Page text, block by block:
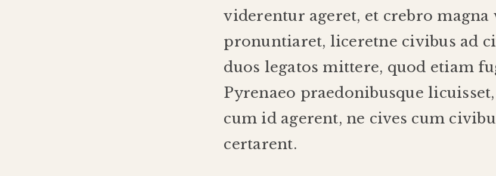
viderentur ageret, et crebro magna
pronuntiaret, liceretne civibus ad
duos legatos mittere, quod etiam
Pyrenaeo praedonibusque
cum id agerent, ne cives cum
certarent.